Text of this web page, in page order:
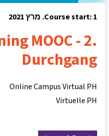
Course start: 1. מרץ 2021
MOOC - 2.
Durchgang
Online Campus Virtual PH
Virtuelle PH